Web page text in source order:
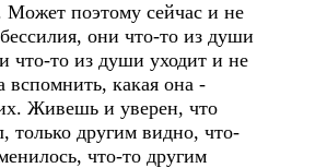
поэтому сейчас и не
они что-то из души
что-то из души уходит и не
вспомнить, какая она -
Живешь и уверен, что
только другим видно, что-
что-то другим